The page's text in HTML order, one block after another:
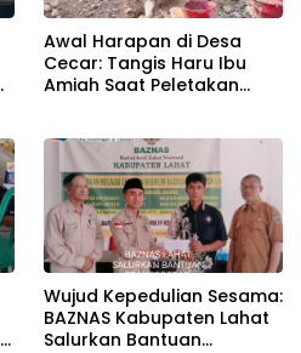
Awal Harapan di Desa
Cecar: Tangis Haru Ibu
Amiah Saat Peletakan
Wujud Kepedulian Sesama:
BAZNAS Kabupaten Lahat
Salurkan Bantuan